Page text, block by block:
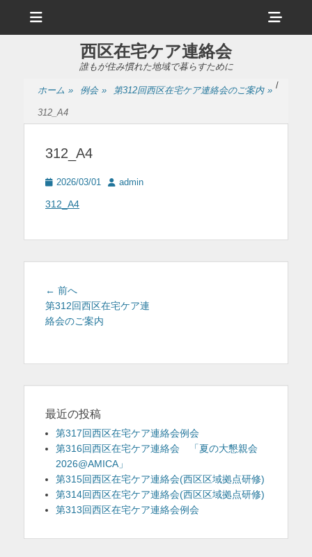
ュ
ヘ
ッ
イ
ン
テ
西区在宅ケア連絡会
誰もが住み慣れた地域で暮らすために
ホーム » 例会 » /
第312回西区在宅ケア連絡会のご案内 »
312_A4
312_A4
投
日
2026/03/01
投 admin
312_A4
投
稿
ナ
シ
ョ
ン
← 前へ
の
投
第312回西区在宅ケア連
絡会のご案内
最近の投稿
第317回西区在宅ケア連絡会例会
第316回西区在宅ケア連絡会 「夏の大懇親会
2026@AMICA」
第315回西区在宅ケア連絡会(西区区域拠点研修)
第314回西区在宅ケア連絡会(西区区域拠点研修)
第313回西区在宅ケア連絡会例会